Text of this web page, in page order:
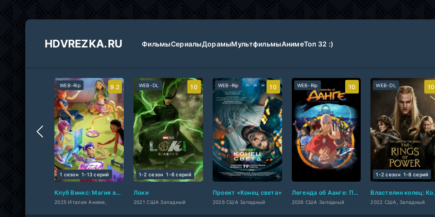
HDVREZKA.RU ФильмыСериалыДорамыМультфильмыАнимеТоп 32 :)
Клуб Винкс: Магия возвращается
2025 Италия Аниме,
WEB-Rip
1 сезон 1-13 cерий
9.2
Локи
2021 США Западный
WEB-DL
1-2 сезон 1-6 cерий
10
Проект «Конец света»
2026 США Западный
WEB-Rip 10
Легенда об Аанге: Последний маг воздуха
2026 США Западный
WEB-Rip 10
2022 США, Западный
WEB-DL
1-2 сезон 1-8 cерий
10